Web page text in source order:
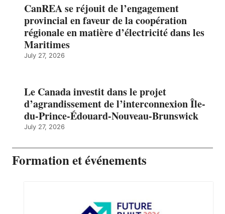
CanREA se réjouit de l’engagement
provincial en faveur de la coopération
régionale en matière d’électricité dans les
Maritimes
July 27, 2026
Le Canada investit dans le projet
d’agrandissement de l’interconnexion Île-
du-Prince-Édouard-Nouveau-Brunswick
July 27, 2026
Formation et événements